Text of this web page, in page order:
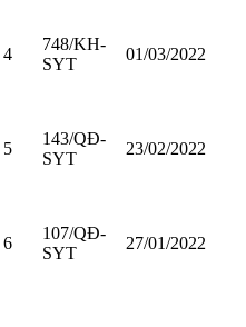
4
748/KH-
SYT
01/03/2022
5
143/QĐ-
SYT
23/02/2022
6
107/QĐ-
SYT
27/01/2022